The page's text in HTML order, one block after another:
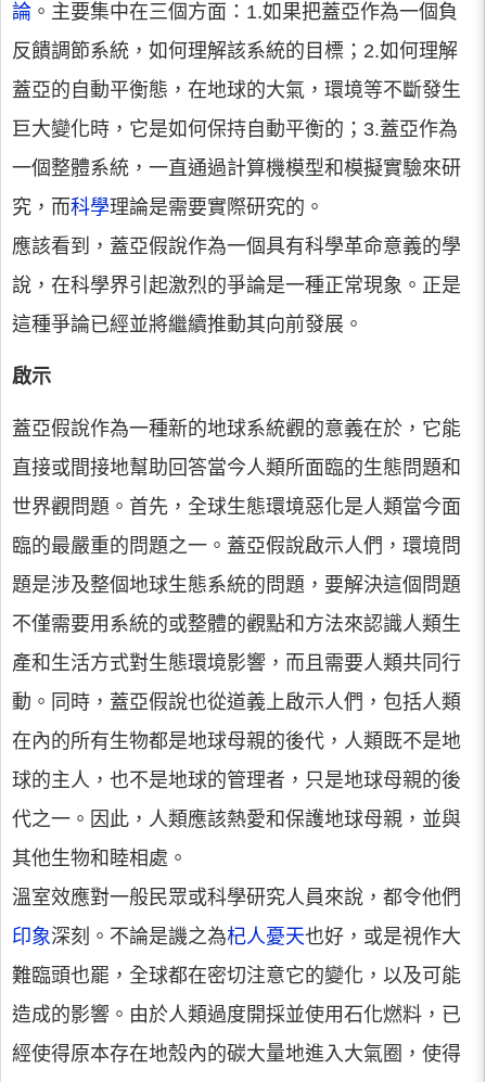
論 。主要集中在三個方面：1.如果把蓋亞作為一個負
反饋調節系統，如何理解該系統的目標；2.如何理解
蓋亞的自動平衡態，在地球的大氣，環境等不斷發生
巨大變化時，它是如何保持自動平衡的；3.蓋亞作為
一個整體系統，一直通過計算機模型和模擬實驗來研
究，而科學理論是需要實際研究的。
應該看到，蓋亞假說作為一個具有科學革命意義的學
說，在科學界引起激烈的爭論是一種正常現象。正是
這種爭論已經並將繼續推動其向前發展。
啟示
蓋亞假說作為一種新的地球系統觀的意義在於，它能
直接或間接地幫助回答當今人類所面臨的生態問題和
世界觀問題。首先，全球生態環境惡化是人類當今面
臨的最嚴重的問題之一。蓋亞假說啟示人們，環境問
題是涉及整個地球生態系統的問題，要解決這個問題
不僅需要用系統的或整體的觀點和方法來認識人類生
產和生活方式對生態環境影響，而且需要人類共同行
動。同時，蓋亞假說也從道義上啟示人們，包括人類
在內的所有生物都是地球母親的後代，人類既不是地
球的主人，也不是地球的管理者，只是地球母親的後
代之一。因此，人類應該熱愛和保護地球母親，並與
其他生物和睦相處。
溫室效應對一般民眾或科學研究人員來說，都令他們
印象深刻。不論是譏之為杞人憂天也好，或是視作大
難臨頭也罷，全球都在密切注意它的變化，以及可能
造成的影響。由於人類過度開採並使用石化燃料，已
經使得原本存在地殼內的碳大量地進入大氣圈，使得